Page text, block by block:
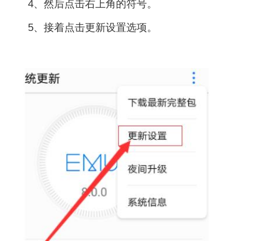
4、然后点击右上角的符号。
5、接着点击更新设置选项。